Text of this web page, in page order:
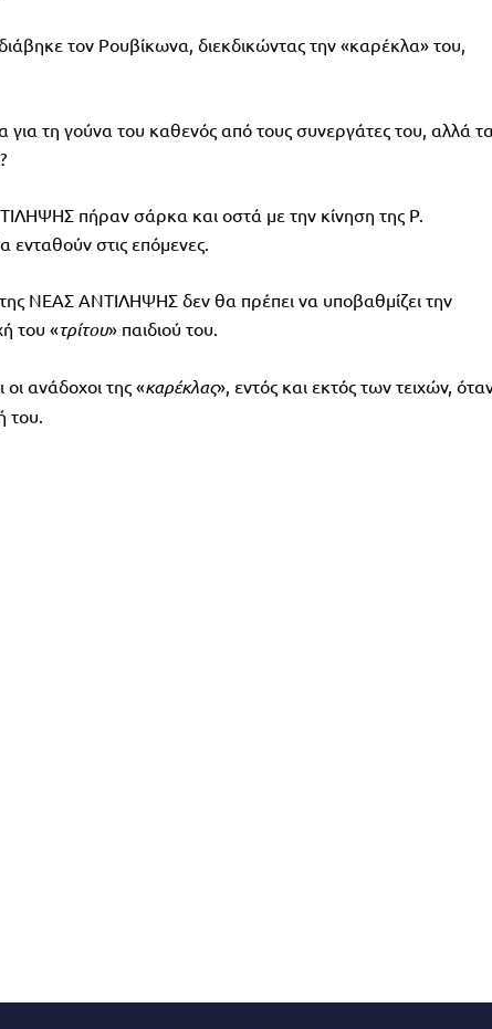
τον Ρουβίκωνα, διεκδικώντας την «καρέκλα» του,
τη γούνα του καθενός από τους συνεργάτες του, αλλά
πήραν σάρκα και οστά με την κίνηση της Ρ.
ενταθούν στις επόμενες.
της ΝΕΑΣ ΑΝΤΙΛΗΨΗΣ δεν θα πρέπει να υποβαθμίζει την
του «τρίτου» παιδιού του.
ανάδοχοι της «καρέκλας», εντός και εκτός των τειχών,
του.